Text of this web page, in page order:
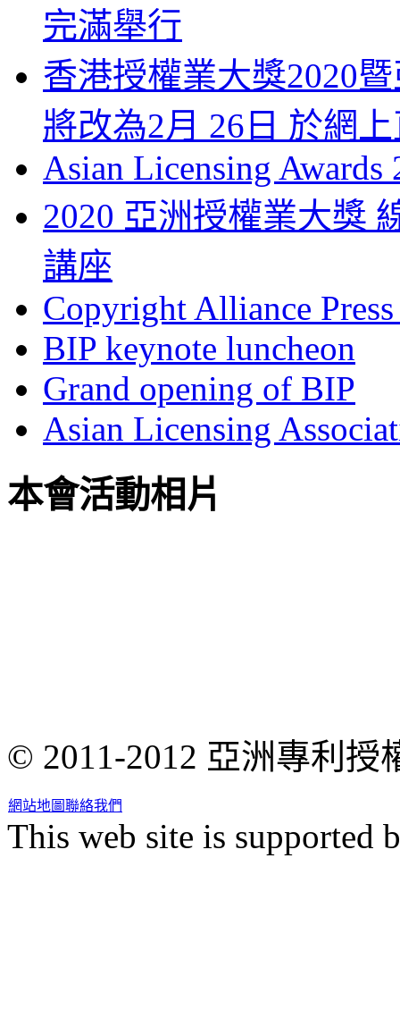
完滿舉行
香港授權業大獎2020
將改為2月 26日 於網
Asian Licensing Awards
2020 亞洲授權業大獎
講座
Copyright Alliance
BIP keynote luncheon
Grand opening of BIP
Asian Licensing
本會活動相片
© 2011-2012 亞洲專利
網站地圖聯絡我們
This web site is supported